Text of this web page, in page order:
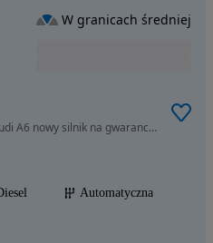
1968 cm3 • 163 KM • Sprzedam Audi A6 nowy silnik na gwarancji, wymiana w AS Audi
Automatyczna
W granicach średniej